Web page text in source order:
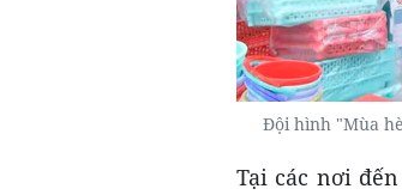
Đội hình "Mùa
Tại các nơi